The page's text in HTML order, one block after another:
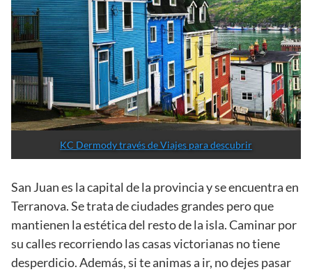
KC Dermody través de Viajes para descubrir
San Juan es la capital de la provincia y se encuentra en
Terranova. Se trata de ciudades grandes pero que
mantienen la estética del resto de la isla. Caminar por
su calles recorriendo las casas victorianas no tiene
desperdicio. Además, si te animas a ir, no dejes pasar